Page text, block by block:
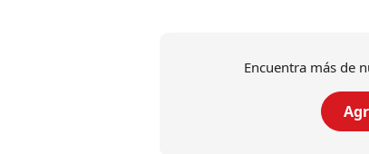
Encuentra más de